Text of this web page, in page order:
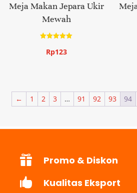
Meja Makan Jepara Ukir
Mewah
5.00
dari 5
Rp123
← 1 2 3 … 91 92 93 94

Promo & Diskon

Kualitas Eksport